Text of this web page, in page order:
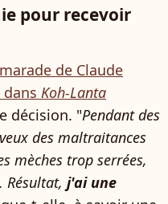
pour recevoir
de Claude
Koh-Lanta
décision. "Pendant des
des maltraitances
mèches trop serrées,
Résultat, j'ai une